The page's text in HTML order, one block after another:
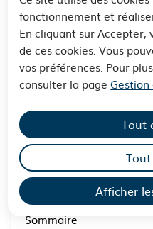
fonctionnement et
En cliquant sur
de ces cookies. Vous
vos préférences. Pour
consulter la pageGestion
Afficher
Tout
Appel à
Axe 1 -
aménagés en
et domotiques
Sommaire